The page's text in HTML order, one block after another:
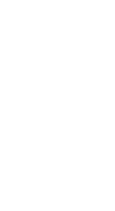
Sie
Lieferung und zur